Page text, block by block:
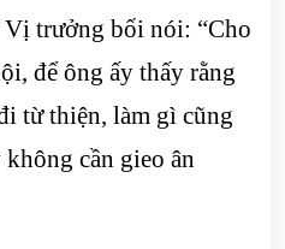
Vị trưởng bối nói: “Cho
để ông ấy thấy rằng
từ thiện, làm gì cũng
cần gieo ân